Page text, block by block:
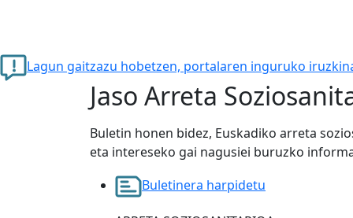
Lagun gaitzazu hobetzen, portalaren inguruko
Jaso Arreta
Buletin honen bidez, Euskadiko arreta
eta intereseko gai nagusiei buruzko
Buletinera harpidetu